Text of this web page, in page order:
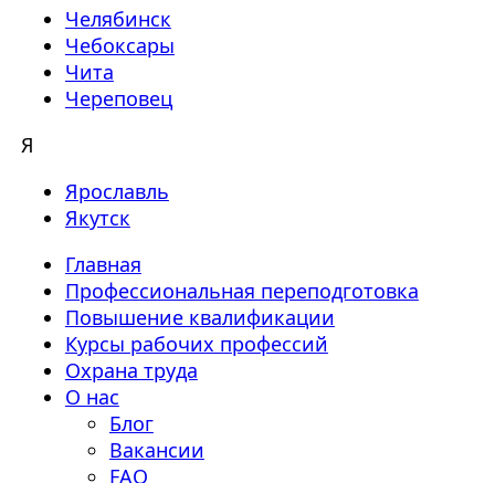
Челябинск
Чебоксары
Чита
Череповец
Я
Ярославль
Якутск
Главная
Профессиональная переподготовка
Повышение квалификации
Курсы рабочих профессий
Охрана труда
О нас
Блог
Вакансии
FAQ